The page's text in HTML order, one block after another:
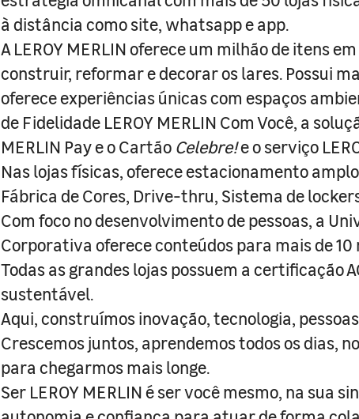
à distância como site, whatsapp e app.
A LEROY MERLIN oferece um milhão de itens
construir, reformar e decorar os lares. Possui
oferece experiências únicas com espaços
de Fidelidade LEROY MERLIN Com Você, a
MERLIN Pay e o Cartão Celebre!e o serviço
Nas lojas físicas, oferece estacionamento
Fábrica de Cores, Drive-thru, Sistema de
Com foco no desenvolvimento de pessoas, a
Corporativa oferece conteúdos para mais de
Todas as grandes lojas possuem a certificação
sustentável.
Aqui, construímos inovação, tecnologia,
Crescemos juntos, aprendemos todos os dias,
para chegarmos mais longe.
Ser LEROY MERLIN é ser você mesmo, na sua